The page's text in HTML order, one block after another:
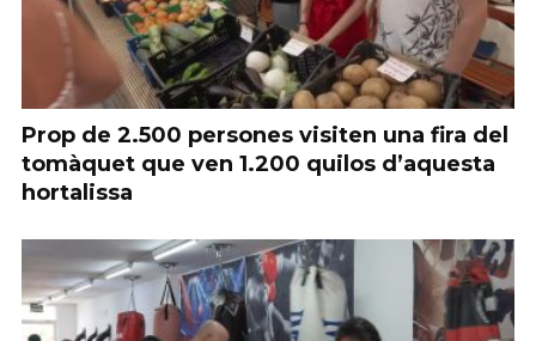
Prop de 2.500 persones visiten una fira del
tomàquet que ven 1.200 quilos d’aquesta
hortalissa